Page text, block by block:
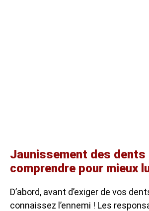
Jaunissement des dents
comprendre pour mieux
D’abord, avant d’exiger de vos
connaissez l’ennemi ! Les